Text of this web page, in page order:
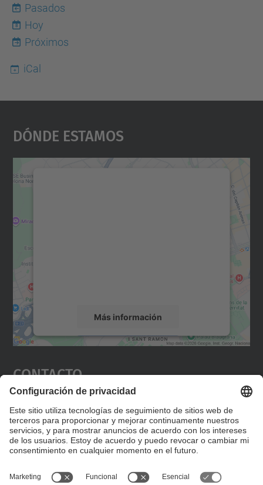
Pasados
8
Hoy
Próximos
iCal
Dónde Estamos
Más información
Aceptar
powered by
Contacto
Editad en la página "Contacto personalizado", que
encontraréis en la raíz de español, vuestros datos
personalizados de contacto.
Formulario de contacto